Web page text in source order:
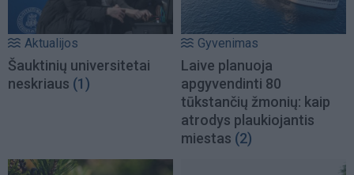
Aktualijos
Šauktinių universitetai
neskriaus (1)
Gyvenimas
Laive planuoja
apgyvendinti 80
tūkstančių žmonių: kaip
atrodys plaukiojantis
miestas (2)